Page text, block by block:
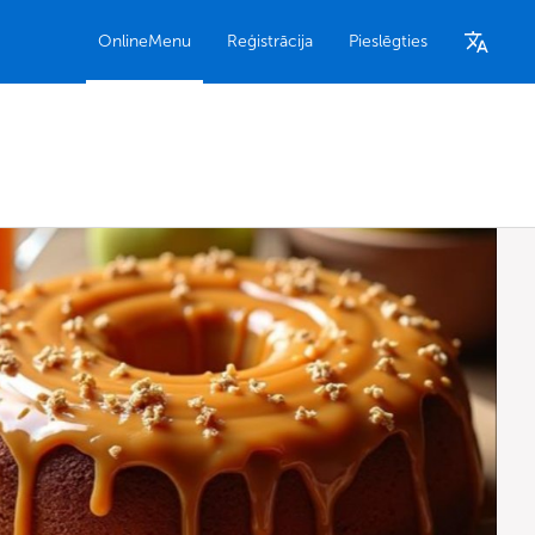
OnlineMenu Reģistrācija Pieslēgties